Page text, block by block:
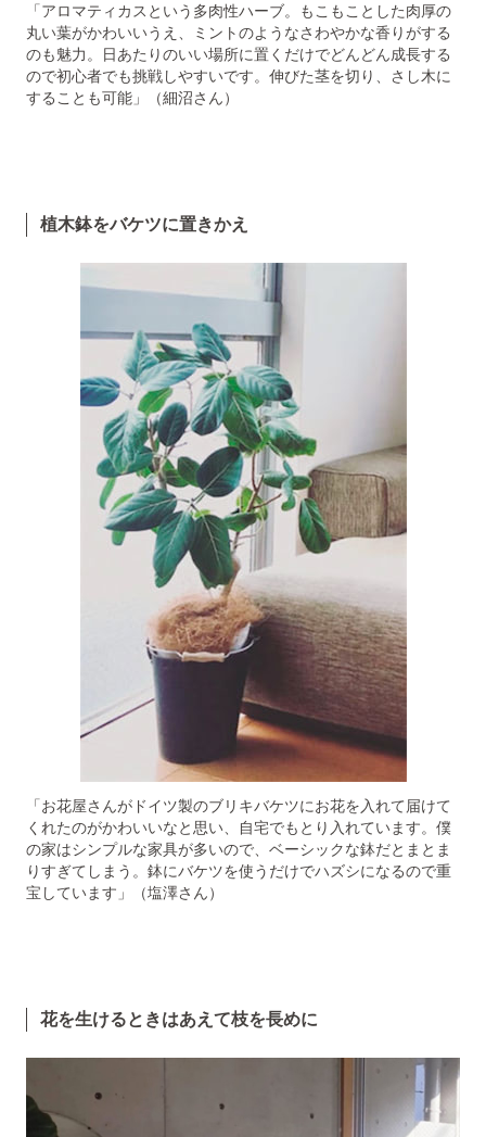
「アロマティカスという多肉性ハーブ。もこもことした肉厚の
丸い葉がかわいいうえ、ミントのようなさわやかな香りがする
のも魅力。日あたりのいい場所に置くだけでどんどん成長する
ので初心者でも挑戦しやすいです。伸びた茎を切り、さし木に
することも可能」（細沼さん）
植木鉢をバケツに置きかえ
「お花屋さんがドイツ製のブリキバケツにお花を入れて届けて
くれたのがかわいいなと思い、自宅でもとり入れています。僕
の家はシンプルな家具が多いので、ベーシックな鉢だとまとま
りすぎてしまう。鉢にバケツを使うだけでハズシになるので重
宝しています」（塩澤さん）
花を生けるときはあえて枝を長めに